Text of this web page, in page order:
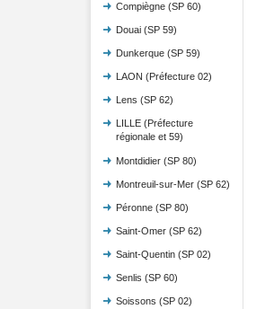
Compiègne (SP 60)
Douai (SP 59)
Dunkerque (SP 59)
LAON (Préfecture 02)
Lens (SP 62)
LILLE (Préfecture
régionale et 59)
Montdidier (SP 80)
Montreuil-sur-Mer (SP 62)
Péronne (SP 80)
Saint-Omer (SP 62)
Saint-Quentin (SP 02)
Senlis (SP 60)
Soissons (SP 02)